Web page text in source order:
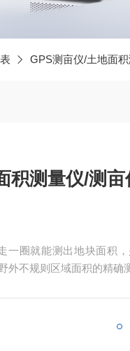
GPS测亩仪/土地面
积测量仪/测
一圈就能测出地块面积
外不规则区域面积的精确